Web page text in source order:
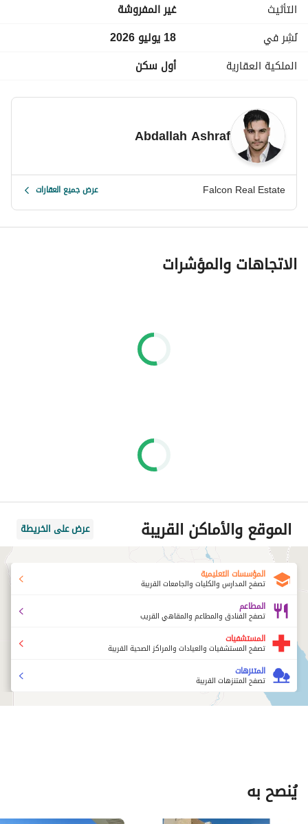
عرض معلومات الاتصال
أو ارسل واتساب لاسأل كل التفاصيل
التأثيث
غير المفروشة
نُشِر في
18 يوليو 2026
الملكية العقارية
أول سكن
Abdallah Ashraf
Falcon Real Estate عرض جميع العقارات
الاتجاهات والمؤشرات
الموقع والأماكن القريبة عرض على الخريطة
المؤسسات التعليمية
تصفح المدارس والكليات والجامعات القريبة
المطاعم
تصفح الفنادق والمطاعم والمقاهي القريب
المستشفيات
تصفح المستشفيات والعيادات والمراكز الصحية القريبة
المتنزهات
تصفح المتنزهات القريبة
يُنصح به